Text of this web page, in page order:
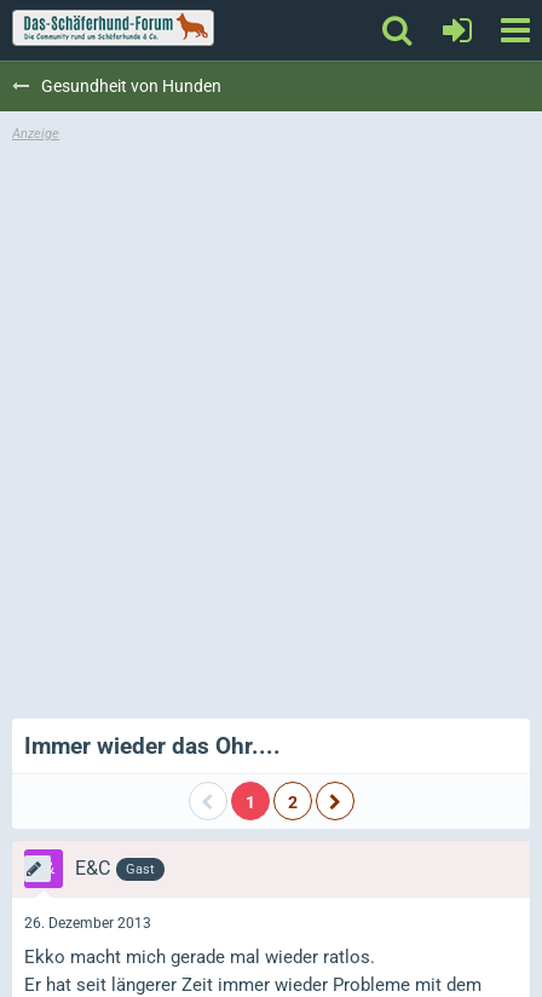
Gesundheit von Hunden
Immer wieder das Ohr....
1 2
E&C Gast
26. Dezember 2013
Ekko macht mich gerade mal wieder ratlos.
Er hat seit längerer Zeit immer wieder Probleme mit dem